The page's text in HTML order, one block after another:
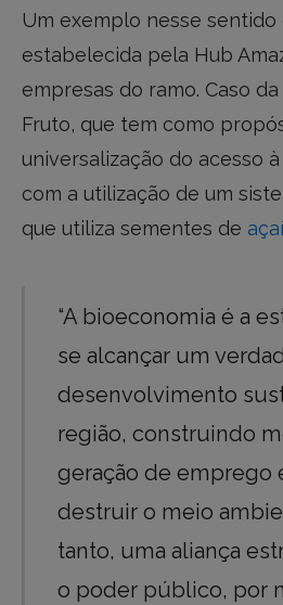
Um exemplo nesse sentido
estabelecida pela Hub
empresas do ramo. Caso
Fruto, que tem como
universalização do acesso
com a utilização de um
que utiliza sementes de
“A bioeconomia é a
se alcançar um
desenvolvimento
região, construindo
geração de emprego
destruir o meio
tanto, uma aliança
o poder público, por